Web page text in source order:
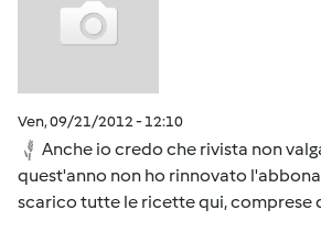
Ven, 09/21/2012 - 12:10
Anche io credo che rivista non
quest'anno non ho rinnovato
scarico tutte le ricette qui, comprese